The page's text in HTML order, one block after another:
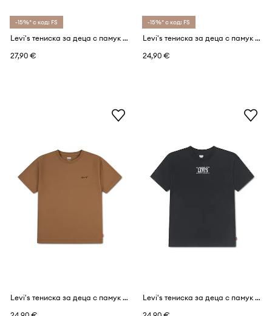
-15%* с код: FS
Levi's тениска за деца с памук SKATE SESSION TEE
27,90 €
-15%* с код: FS
Levi's тениска за деца с памук RED TAB VINTAGE TEE
24,90 €
Levi's тениска за деца с памук RED TAB VINTAGE TEE
Levi's тениска за деца с памук REV THE ENGINE TEE